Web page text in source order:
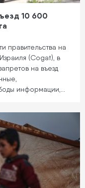
10 600
правительства на
(Cogat), в
на въезд
информации,…